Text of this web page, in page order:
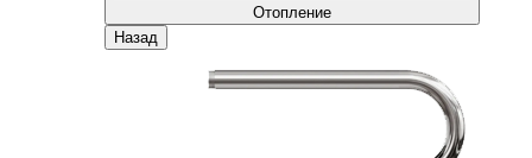
Отопление
Назад